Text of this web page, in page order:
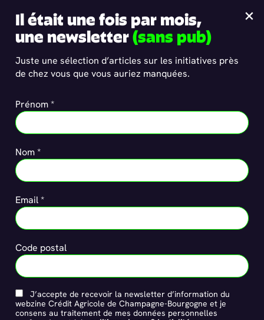
Mentions légales & politique
de confidentialité ×
Il était une fois par mois,
une newsletter(sans pub)
Juste une sélection d’articles sur les initiatives près
de chez vous que vous auriez manquées.
Prénom *
Nom *
Email *
Code postal
J’accepte de recevoir la newsletter d’information du
webzine Crédit Agricole de Champagne-Bourgogne et je
consens au traitement de mes données personnelles